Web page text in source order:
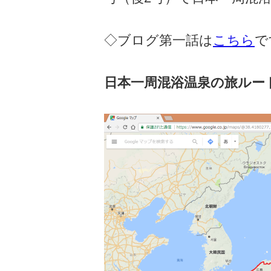
◇ブログ第一話は こちら
日本一周混浴温泉の旅ルー